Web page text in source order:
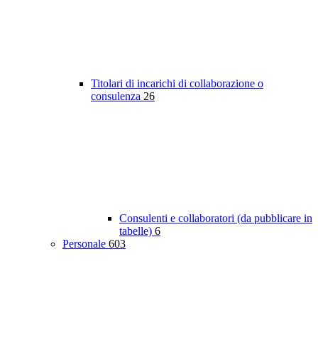
Titolari di incarichi di collaborazione o
consulenza 26
Consulenti e collaboratori (da pubblicare in
tabelle) 6
Personale 603